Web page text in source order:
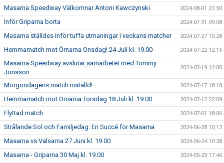
Masarna Speedway Välkomnar Antoni Kawczynski 2024-08-01 21:50
Inför Griparna borta 2024-07-31 09:08
Masarna ställdes inför tuffa utmaningar i veckans matcher 2024-07-27 10:28
Hemmamatch mot Örnarna Onsdag! 24 Juli kl. 19.00 2024-07-22 12:15
Masarna Speedway avslutar samarbetet med Tommy
Jonsson
2024-07-19 12:00
Morgondagens match inställd! 2024-07-17 18:18
Hemmamatch mot Örnarna Torsdag 18 Juli kl. 19.00 2024-07-12 22:09
Flyttad match 2024-07-01 18:06
Strålande Sol och Familjedag: En Succé för Masarna 2024-06-28 10:13
Masarna vs Valsarna 27 Juni kl. 19.00 2024-06-24 10:38
Masarna - Griparna 30 Maj kl. 19.00 2024-05-29 17:46